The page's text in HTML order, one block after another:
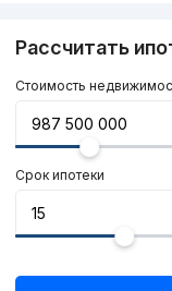
Рассчитать
Стоимость
Срок ипотеки